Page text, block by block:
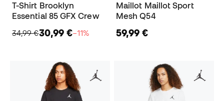
T-Shirt Brooklyn
Essential 85 GFX Crew
34,99 €30,99 €−11%
Maillot Maillot Sport
Mesh Q54
59,99 €